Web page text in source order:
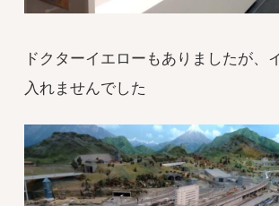
ドクターイエローもありましたが、
入れませんでした